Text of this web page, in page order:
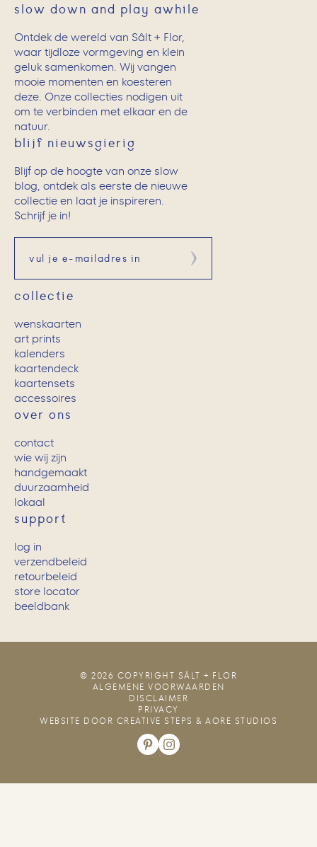
slow down and play awhile
Ontdek de wereld van Sâlt + Flor,
waar tijdloze vormgeving en klein
geluk samenkomen. Wij vangen
mooie momenten en koesteren
deze. Onze collecties nodigen uit
om te verbinden met elkaar en de
natuur.
blijf nieuwsgierig
Blijf op de hoogte van onze slow
blog, ontdek als eerste de nieuwe
collectie en laat je inspireren.
Schrijf je in!
Aanmelden
collectie
wenskaarten
art prints
kalenders
kaartendeck
kaartensets
accessoires
over ons
contact
wie wij zijn
handgemaakt
duurzaamheid
lokaal
support
log in
verzendbeleid
retourbeleid
store locator
beeldbank
© 2026 COPYRIGHT SÂLT + FLOR
ALGEMENE VOORWAARDEN
DISCLAIMER
PRIVACY
WEBSITE DOOR CREATIVE STEPS & AORE STUDIOS